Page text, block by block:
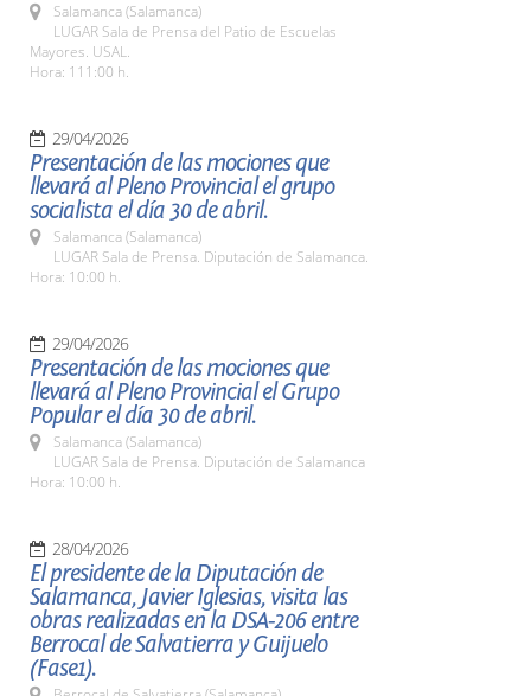
Salamanca (Salamanca)
LUGAR Sala de Prensa del Patio de Escuelas
Mayores. USAL.
Hora: 111:00 h.
29/04/2026
Presentación de las mociones que
llevará al Pleno Provincial el grupo
socialista el día 30 de abril.
Salamanca (Salamanca)
LUGAR Sala de Prensa. Diputación de Salamanca.
Hora: 10:00 h.
29/04/2026
Presentación de las mociones que
llevará al Pleno Provincial el Grupo
Popular el día 30 de abril.
Salamanca (Salamanca)
LUGAR Sala de Prensa. Diputación de Salamanca
Hora: 10:00 h.
28/04/2026
El presidente de la Diputación de
Salamanca, Javier Iglesias, visita las
obras realizadas en la DSA-206 entre
Berrocal de Salvatierra y Guijuelo
(Fase1).